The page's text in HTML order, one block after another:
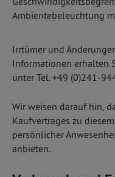
Ambientebeleuchtung
Irrtümer und
Informationen erhalten
unter Tel. +49 (0)241-
Wir weisen darauf hin,
Kaufvertrages zu
persönlicher
anbieten.